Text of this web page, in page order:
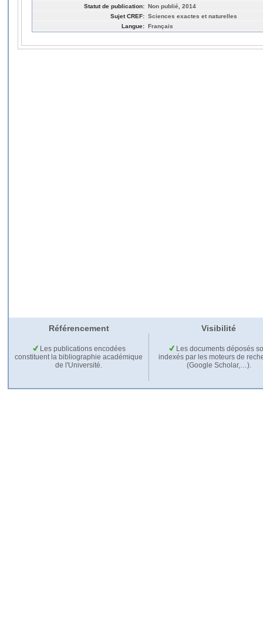
Statut de publication: Non publié, 2014
Sujet CREF: Sciences exactes et naturelles
Langue: Français
Référencement Visibilité
Les publications encodées
constituent la bibliographie académique
de l'Université.
Les documents déposés
indexés par les moteurs de
(Google Scholar,…).